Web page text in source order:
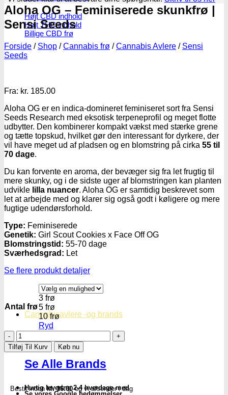
Højt CBD indhold
Højt THC indhold
Billige CBD frø
Cannabisavlere -og brands
Se Alle Brands
Aloha OG – Feminiserede skunkfrø |
Sensi Seeds
Forside / Shop / Cannabis frø / Cannabis Avlere / Sensi
Seeds
Fra: kr. 185.00
Aloha OG er en indica-domineret feminiseret sort fra Sensi
Seeds Research med eksotisk terpeneprofil og meget flotte
udbytter. Den kombinerer kompakt vækst med stærke grene
og tætte topskud, hvilket gør den interessant for dyrkere, der
vil have meget ud af pladsen og en blomstring på cirka 55 til
70 dage.
Du kan forvente en aroma, der bevæger sig fra let frugtig til
mere skunky, og i de sidste uger af blomstringen kan planten
udvikle lilla nuancer. Aloha OG er samtidig beskrevet som
let at arbejde med og klarer sig også godt i køligere og mere
fugtige udendørsforhold.
Type: Feminiserede
Genetik: Girl Scout Cookies x Face Off OG
Blomstringstid: 55-70 dage
Sværhedsgrad: Let
Se flere produkt detaljer
Antal frø
3 frø
5 frø
10 frø
Ryd
Aloha
OG
-
Feminiserede
skunkfrø
Sensi
Tilføj Til Kurv Køb nu
Bestil indenkl. 16.00og vi afsender i dag
Hurtig levering 2-4 hverdage med